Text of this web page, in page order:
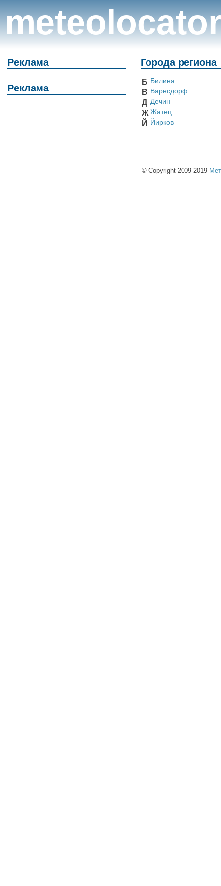
meteolocator
Реклама
Реклама
Города региона
Б Билина
В Варнсдорф
Д Дечин
Ж Жатец
Й Йирков
© Copyright 2009-2019